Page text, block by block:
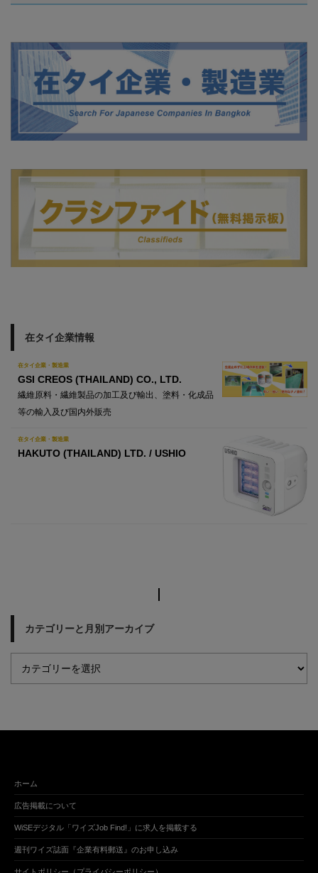
在タイ企業情報
在タイ企業・製造業
GSI CREOS (THAILAND) CO., LTD.
繊維原料・繊維製品の加工及び輸出、塗料・化成品
等の輸入及び国内外販売
在タイ企業・製造業
HAKUTO (THAILAND) LTD. / USHIO
カテゴリーと月別アーカイブ
ホーム
広告掲載について
WiSEデジタル「ワイズJob Find!」に求人を掲載する
週刊ワイズ誌面『企業有料郵送』のお申し込み